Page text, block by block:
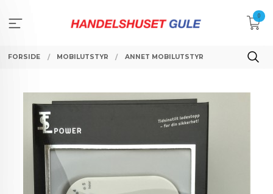
innholdet
0
FORSIDE MOBILUTSTYR ANNET MOBILUTSTYR